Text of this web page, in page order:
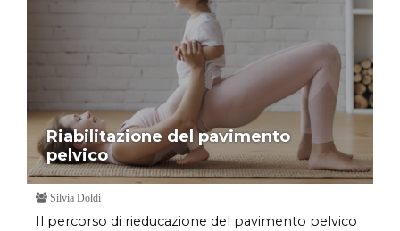
Riabilitazione del pavimento
pelvico
Silvia Doldi
Il percorso di rieducazione del pavimento pelvico